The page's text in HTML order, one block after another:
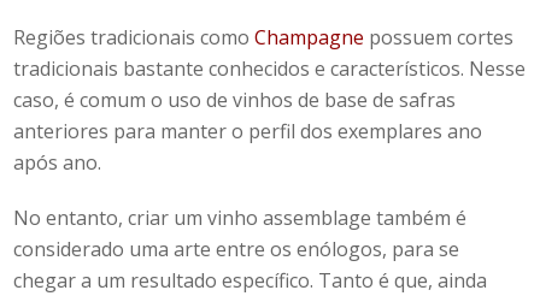
Regiões tradicionais comoChampagne possuem cortes
tradicionais bastante conhecidos e característicos. Nesse
caso, é comum o uso de vinhos de base de safras
anteriores para manter o perfil dos exemplares ano
após ano.
No entanto, criar umvinhoassemblagetambém é
considerado uma arte entre os enólogos, para se
chegar a um resultado específico. Tanto é que, ainda